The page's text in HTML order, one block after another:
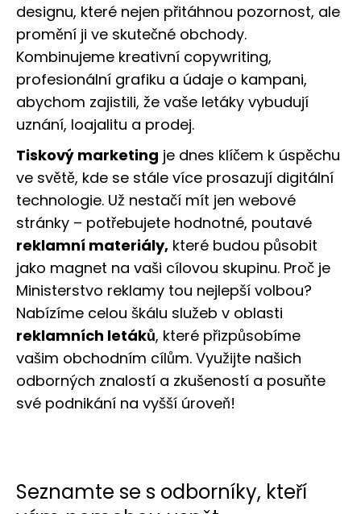
designu, které nejen přitáhnou pozornost, ale
promění ji ve skutečné obchody.
Kombinujeme kreativní copywriting,
profesionální grafiku a údaje o kampani,
abychom zajistili, že vaše letáky vybudují
uznání, loajalitu a prodej.
Tiskový marketing je dnes klíčem k úspěchu
ve světě, kde se stále více prosazují digitální
technologie. Už nestačí mít jen webové
stránky – potřebujete hodnotné, poutavé
reklamní materiály, které budou působit
jako magnet na vaši cílovou skupinu. Proč je
Ministerstvo reklamy tou nejlepší volbou?
Nabízíme celou škálu služeb v oblasti
reklamních letáků, které přizpůsobíme
vašim obchodním cílům. Využijte našich
odborných znalostí a zkušeností a posuňte
své podnikání na vyšší úroveň!
Seznamte se s odborníky, kteří